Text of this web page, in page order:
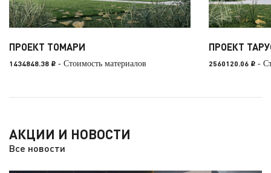
ПРОЕКТ ТОМАРИ
1434848.38 i - Стоимость материалов
ПРОЕКТ
2560120.06 i -
АКЦИИ И НОВОСТИ
Все новости